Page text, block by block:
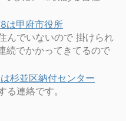
は甲府市役所
んでいないので 掛けられ
続でかかってきてるので
杉並区納付センター
る連絡です。